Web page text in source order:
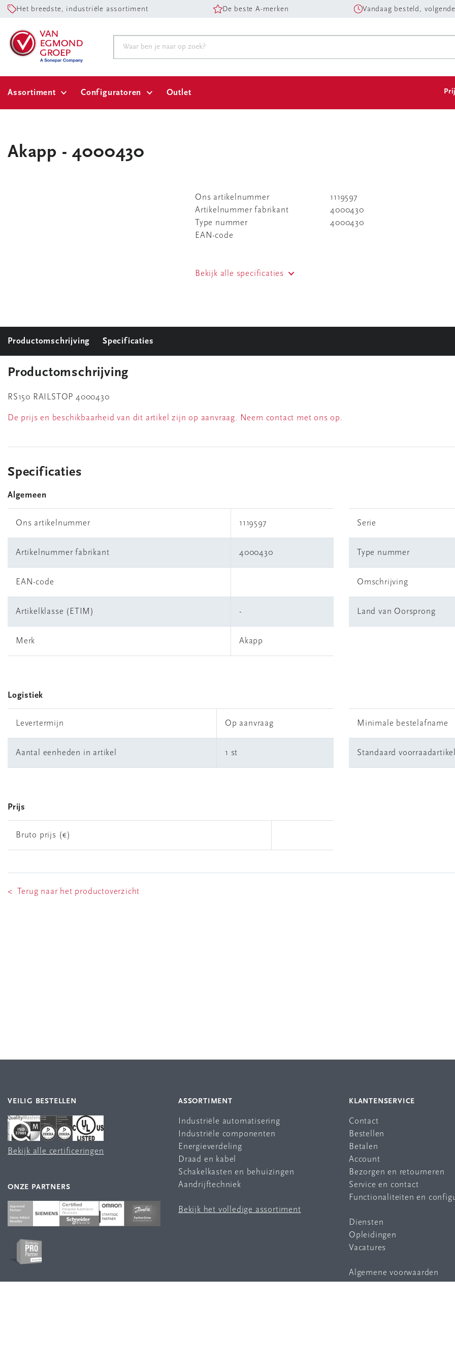
Het breedste, industriële assortiment De beste A-merken Vandaag besteld,
Assortiment Configuratoren Outlet
Akapp - 4000430
Ons artikelnummer
1119597
Artikelnummer fabrikant
4000430
Type nummer
4000430
EAN-code
Bekijk alle specificaties
Productomschrijving Specificaties
Productomschrijving
RS150 RAILSTOP 4000430
De prijs en beschikbaarheid van dit artikel zijn op aanvraag. Neem contact met ons op.
Specificaties
Algemeen
Ons artikelnummer 1119597
Artikelnummer fabrikant 4000430
EAN-code
Artikelklasse (ETIM) -
Merk Akapp
Serie
Type nummer
Omschrijving
Land van Oorsprong
Logistiek
Levertermijn Op aanvraag
Aantal eenheden in artikel 1 st
Minimale bestelafname
Standaard voorraadartikel
Prijs
Bruto prijs (€)
< Terug naar het productoverzicht
VEILIG BESTELLEN
Bekijk alle certificeringen
ONZE PARTNERS
ASSORTIMENT
Industriële automatisering
Industriële componenten
Energieverdeling
Draad en kabel
Schakelkasten en behuizingen
Aandrijftechniek
Bekijk het volledige assortiment
KLANTENSERVICE
Contact
Bestellen
Betalen
Account
Bezorgen en retourneren
Service en contact
Functionaliteiten en
Diensten
Opleidingen
Vacatures
Algemene voorwaarden